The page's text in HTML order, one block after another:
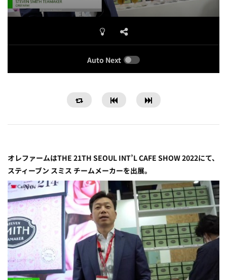
Auto Next
オレファームはTHE 21TH SEOUL INT’L CAFE SHOW 2022にて、
スティーブン スミス チームメーカーを出展。